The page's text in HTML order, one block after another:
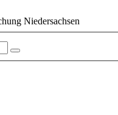
Niedersachsen